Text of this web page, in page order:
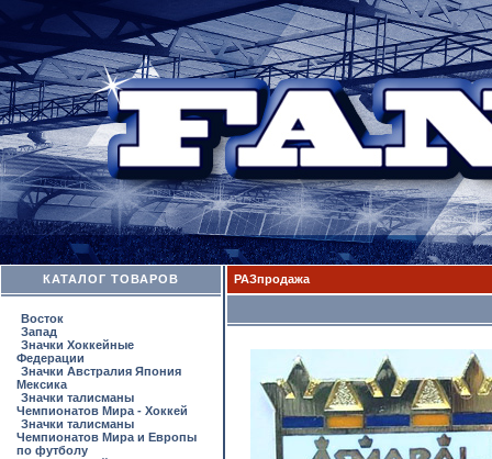
КАТАЛОГ ТОВАРОВ
Восток
Запад
Значки Хоккейные
Федерации
Значки Австралия Япония
Мексика
Значки талисманы
Чемпионатов Мира - Хоккей
Значки талисманы
Чемпионатов Мира и Европы
по футболу
РАЗпродажа